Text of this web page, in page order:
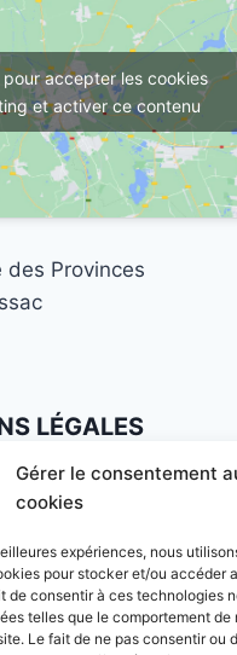
Gérer le consentement
cookies
expériences, nous
pour stocker et/ou accéder
de consentir à ces technologies
telles que le comportement de
Le fait de ne pas consentir ou
pour accepter les cookies
et activer ce contenu
des Provinces
LÉGALES
·Politique de
: 9h à 19h30
à 16h